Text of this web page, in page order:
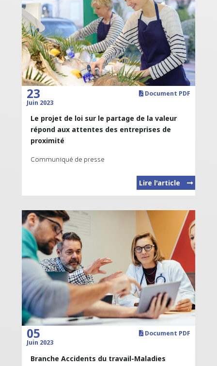
Document PDF
23
Juin 2023
Le projet de loi sur le partage de la valeur
répond aux attentes des entreprises de
proximité
Communiqué de presse
Lire l'article
Document PDF
05
Juin 2023
Branche Accidents du travail-Maladies